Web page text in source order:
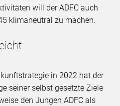
will der ADFC auch
klimaneutral zu machen.
in 2022 hat der
seiner selbst gesetzte Ziele
den Jungen ADFC als